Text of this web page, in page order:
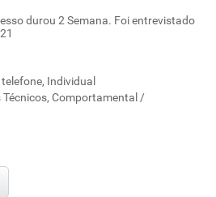
durou 2 Semana. Foi entrevistado
Individual
Comportamental /